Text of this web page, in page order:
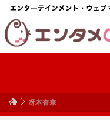
冴木杏奈